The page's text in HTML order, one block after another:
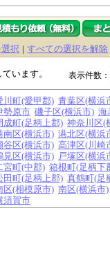
択 | すべての選択を解除
います。 表示件数：
川町(愛甲郡) 青葉区(横浜
勢原市 磯子区(横浜市) 海
成町(足柄上郡) 神奈川区(
南区(横浜市) 港北区(横浜
谷区(横浜市) 高津区(川崎
見区(横浜市) 戸塚区(横浜
宮町(中郡) 箱根町(足柄下
田町(足柄上郡) 真鶴町(足
区(相模原市) 南区(横浜市)
須賀市